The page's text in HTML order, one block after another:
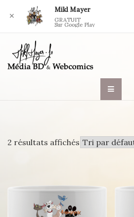
2 résultats affichés
✕
Mikl Mayer
GRATUIT
Sur Google Play